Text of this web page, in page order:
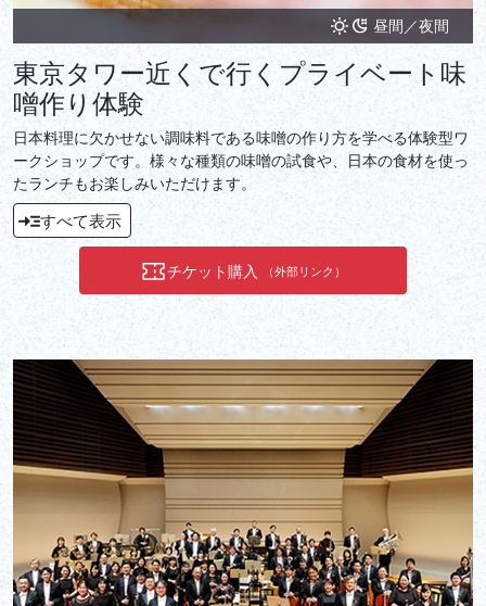
昼間／夜間
東京タワー近くで行くプライベート味
噌作り体験
日本料理に欠かせない調味料である味噌の作り方を学べる体験型ワ
ークショップです。様々な種類の味噌の試食や、日本の食材を使っ
たランチもお楽しみいただけます。
すべて表示
チケット購入 （外部リンク）